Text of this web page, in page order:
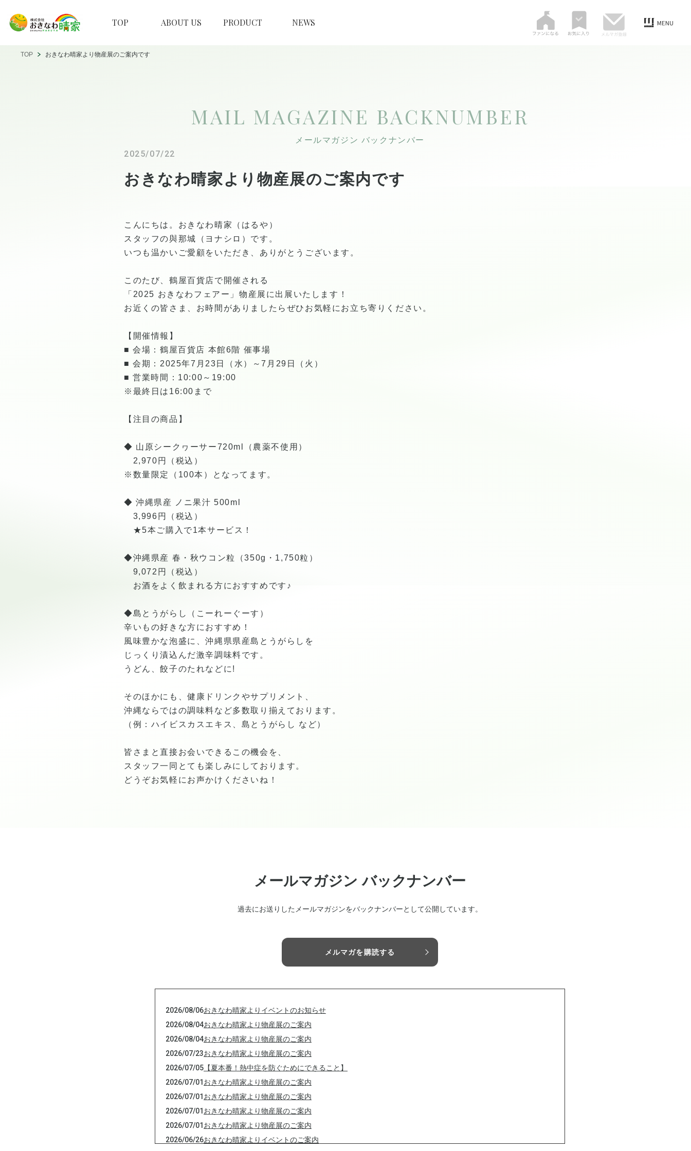
TOP ABOUT US PRODUCT NEWS
TOP おきなわ晴家より物産展のご案内です
MAIL MAGAZINE BACKNUMBER
メールマガジン バックナンバー
2025/07/22
おきなわ晴家より物産展のご案内です
こんにちは。おきなわ晴家（はるや）
スタッフの與那城（ヨナシロ）です。
いつも温かいご愛顧をいただき、ありがとうございます。
このたび、鶴屋百貨店で開催される
「2025 おきなわフェアー」物産展に出展いたします！
お近くの皆さま、お時間がありましたらぜひお気軽にお立ち寄りください。
【開催情報】
■ 会場：鶴屋百貨店 本館6階 催事場
■ 会期：2025年7月23日（水）～7月29日（火）
■ 営業時間：10:00～19:00
※最終日は16:00まで
【注目の商品】
◆ 山原シークヮーサー720ml（農薬不使用）
2,970円（税込）
※数量限定（100本）となってます。
◆ 沖縄県産 ノニ果汁 500ml
3,996円（税込）
★5本ご購入で1本サービス！
◆沖縄県産 春・秋ウコン粒（350g・1,750粒）
9,072円（税込）
お酒をよく飲まれる方におすすめです♪
◆島とうがらし（こーれーぐーす）
辛いもの好きな方におすすめ！
風味豊かな泡盛に、沖縄県県産島とうがらしを
じっくり漬込んだ激辛調味料です。
うどん、餃子のたれなどに!
そのほかにも、健康ドリンクやサプリメント、
沖縄ならではの調味料など多数取り揃えております。
（例：ハイビスカスエキス、島とうがらし など）
皆さまと直接お会いできるこの機会を、
スタッフ一同とても楽しみにしております。
どうぞお気軽にお声かけくださいね！
メールマガジン バックナンバー
過去にお送りしたメールマガジンをバックナンバーとして公開しています。
メルマガを購読する
2026/08/06おきなわ晴家よりイベントのお知らせ
2026/08/04おきなわ晴家より物産展のご案内
2026/08/04おきなわ晴家より物産展のご案内
2026/07/23おきなわ晴家より物産展のご案内
2026/07/05 【夏本番！熱中症を防ぐためにできること】
2026/07/01 おきなわ晴家より物産展のご案内
2026/07/01 おきなわ晴家より物産展のご案内
2026/07/01 おきなわ晴家より物産展のご案内
2026/07/01 おきなわ晴家より物産展のご案内
2026/06/26おきなわ晴家よりイベントのご案内